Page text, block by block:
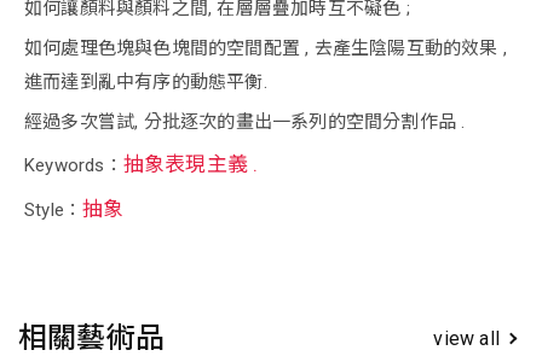
如何讓顏料與顏料之間, 在層層疊加時互不礙色 ;
如何處理色塊與色塊間的空間配置 , 去產生陰陽互動的效果 ,
進而達到亂中有序的動態平衡.
經過多次嘗試, 分批逐次的畫出一系列的空間分割作品 .
Keywords： 抽象表現主義 .
Style：抽象
相關藝術品 view all